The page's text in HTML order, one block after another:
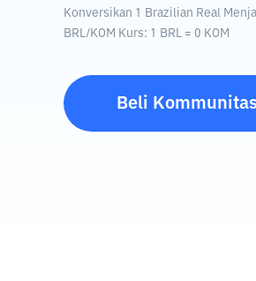
Konversikan 1 Brazilian Real
BRL/KOM Kurs: 1 BRL = 0 KOM
Beli